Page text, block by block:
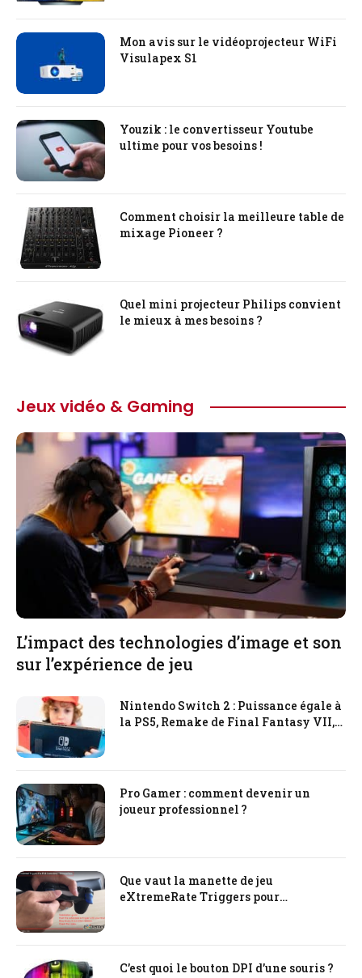
Mon avis sur le vidéoprojecteur WiFi
Visulapex S1
Youzik : le convertisseur Youtube
ultime pour vos besoins !
Comment choisir la meilleure table de
mixage Pioneer ?
Quel mini projecteur Philips convient
le mieux à mes besoins ?
Jeux vidéo & Gaming
L’impact des technologies d’image et son
sur l’expérience de jeu
Nintendo Switch 2 : Puissance égale à
la PS5, Remake de Final Fantasy VII,
Pro Gamer : comment devenir un
joueur professionnel ?
Que vaut la manette de jeu
eXtremeRate Triggers pour
C’est quoi le bouton DPI d’une souris ?